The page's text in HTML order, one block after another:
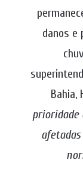
danos e
Bahia,
prioridade